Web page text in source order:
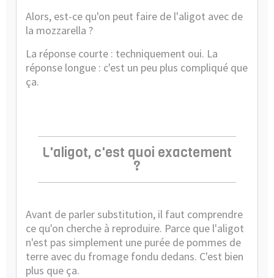
Alors, est-ce qu'on peut faire de l'aligot avec de
la mozzarella ?
La réponse courte : techniquement oui. La
réponse longue : c'est un peu plus compliqué que
ça.
L'aligot, c'est quoi exactement
?
Avant de parler substitution, il faut comprendre
ce qu'on cherche à reproduire. Parce que l'aligot
n'est pas simplement une purée de pommes de
terre avec du fromage fondu dedans. C'est bien
plus que ça.